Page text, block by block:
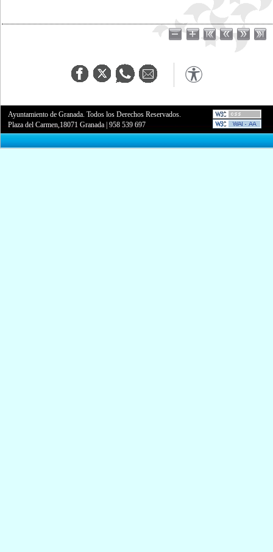
Ayuntamiento de Granada. Todos los Derechos Reservados.
Plaza del Carmen,18071 Granada |958 539 697